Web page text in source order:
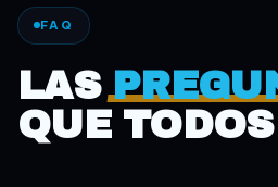
FAQ
LAS
QUE